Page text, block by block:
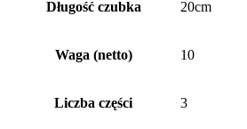
Długość czubka 20cm
Waga (netto) 10
Liczba części 3